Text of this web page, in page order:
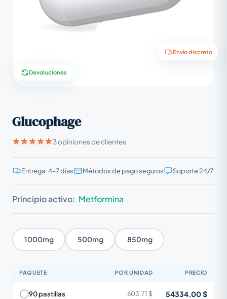
Envío discreto
Devoluciones
Glucophage
3 opiniones de clientes
Entrega: 4–7 días Métodos de pago seguros Soporte 24/7
Principio activo: Metformina
1000mg 500mg 850mg
PAQUETE POR UNIDAD PRECIO
90 pastillas 603.71 $ 54334.00 $